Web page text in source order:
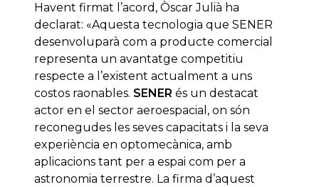
Havent firmat l’acord, Òscar Julià ha
declarat: «Aquesta tecnologia que SENER
desenvoluparà com a producte comercial
representa un avantatge competitiu
respecte a l’existent actualment a uns
costos raonables. SENER és un destacat
actor en el sector aeroespacial, on són
reconegudes les seves capacitats i la seva
experiència en optomecànica, amb
aplicacions tant per a espai com per a
astronomia terrestre. La firma d’aquest